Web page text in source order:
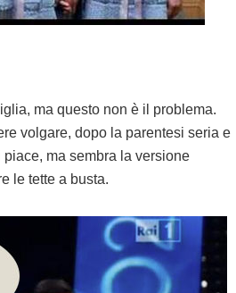
ma questo non è il problema.
volgare, dopo la parentesi seria e
piace, ma sembra la versione
le tette a busta.